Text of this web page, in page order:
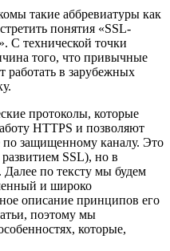
такие аббревиатуры как
понятия «SSL-
С технической точки
того, что привычные
работать в зарубежных
протоколы, которые
HTTPS и позволяют
по защищенному каналу. Это
SSL), но в
Далее по тексту мы будем
и широко
описание принципов его
поэтому мы
которые,